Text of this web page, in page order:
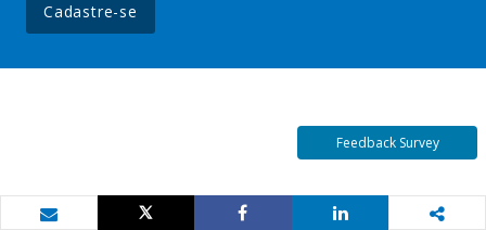
Cadastre-se
Feedback Survey